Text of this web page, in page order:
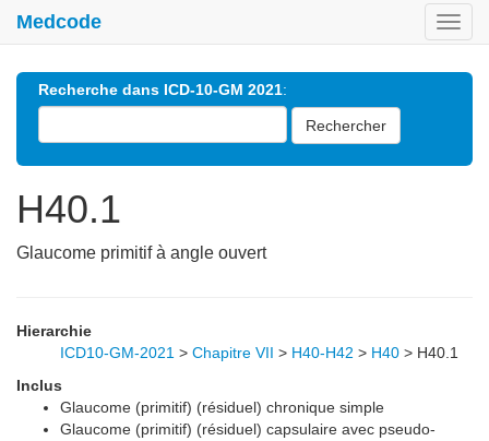
Medcode
Recherche dans ICD-10-GM 2021:
Rechercher
H40.1
Glaucome primitif à angle ouvert
Hierarchie
ICD10-GM-2021 > Chapitre VII > H40-H42 > H40 > H40.1
Inclus
Glaucome (primitif) (résiduel) chronique simple
Glaucome (primitif) (résiduel) capsulaire avec pseudo-